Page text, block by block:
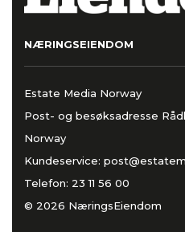
NÆRINGSEIENDOM
Estate Media Norway
Post- og besøksadresse
Norway
Kundeservice:
Telefon: 23 11 56 00
© 2026 NæringsEiendom